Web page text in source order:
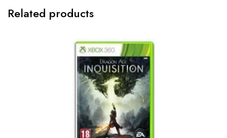
Related products